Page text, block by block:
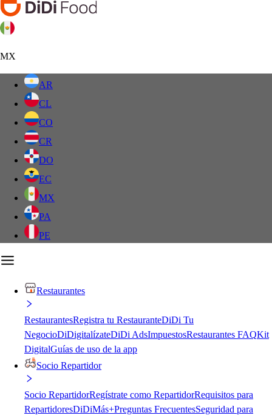
MX
AR
CL
CO
CR
DO
EC
MX
PA
PE
Restaurantes
RestaurantesRegistra tu RestauranteDiDi Tu
NegocioDiDigitalízateDiDi AdsImpuestosRestaurantes FAQKit
DigitalGuías de uso de la app
Socio Repartidor
Socio RepartidorRegístrate como RepartidorRequisitos para
RepartidoresDiDiMás+Preguntas FrecuentesSeguridad para